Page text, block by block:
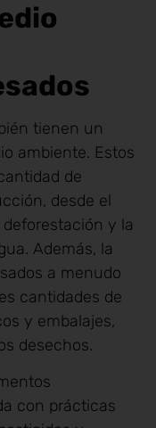
tienen un
ambiente. Estos
de
desde el
y la
Además, la
a menudo
cantidades de
y embalajes,
desechos.
con prácticas